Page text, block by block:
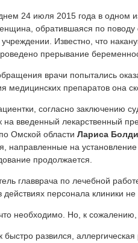
24 июля 2015 года в одном
обратившаяся по
Известно, что
прерывание
врачи попытались
медицинских препаратов она
согласно заключению
на введенный лекарственный
Омской области Лариса
направленные на
продолжается.
главврача по лечебной
действиях персонала клиники
необходимо. Но, к сожалению,
развился,